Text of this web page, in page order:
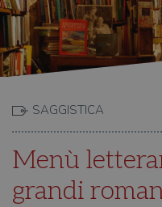
SAGGISTICA
Menù
grandi